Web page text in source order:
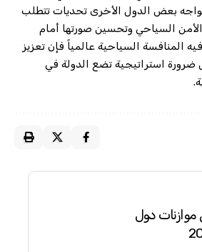
تواجه بعض الدول الأخرى تحديات تتطلب
السياحي وتحسين صورتها أمام
المنافسة السياحية عالمياً فإن تعزيز
ضرورة استراتيجية تضع الدولة في
موازنات دول